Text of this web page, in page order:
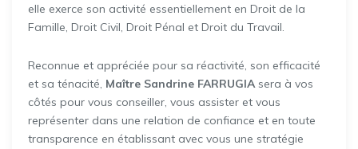
elle exerce son activité essentiellement en Droit de la
Famille, Droit Civil, Droit Pénal et Droit du Travail.
Reconnue et appréciée pour sa réactivité, son efficacité
et sa ténacité, Maître Sandrine FARRUGIAsera à vos
côtés pour vous conseiller, vous assister et vous
représenter dans une relation de confiance et en toute
transparence en établissant avec vous une stratégie